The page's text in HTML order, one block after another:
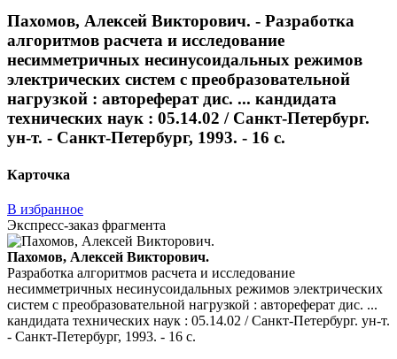
Пахомов, Алексей Викторович. - Разработка
алгоритмов расчета и исследование
несимметричных несинусоидальных режимов
электрических систем с преобразовательной
нагрузкой : автореферат дис. ... кандидата
технических наук : 05.14.02 / Санкт-Петербург.
ун-т. - Санкт-Петербург, 1993. - 16 с.
Карточка
В избранное
Экспресс-заказ фрагмента
Пахомов, Алексей Викторович.
Разработка алгоритмов расчета и исследование
несимметричных несинусоидальных режимов электрических
систем с преобразовательной нагрузкой : автореферат дис. ...
кандидата технических наук : 05.14.02 / Санкт-Петербург. ун-т.
- Санкт-Петербург, 1993. - 16 с.